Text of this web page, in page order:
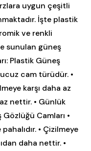
uygun çeşitli
İşte plastik
ve renkli
sunulan güneş
Plastik Güneş
cam türüdür. •
karşı daha az
az nettir. • Günlük
Camları •
• Çizilmeye
daha nettir. •